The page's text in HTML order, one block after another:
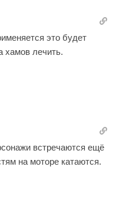
это будет
хамов лечить.
встречаются ещё
на моторе катаются.